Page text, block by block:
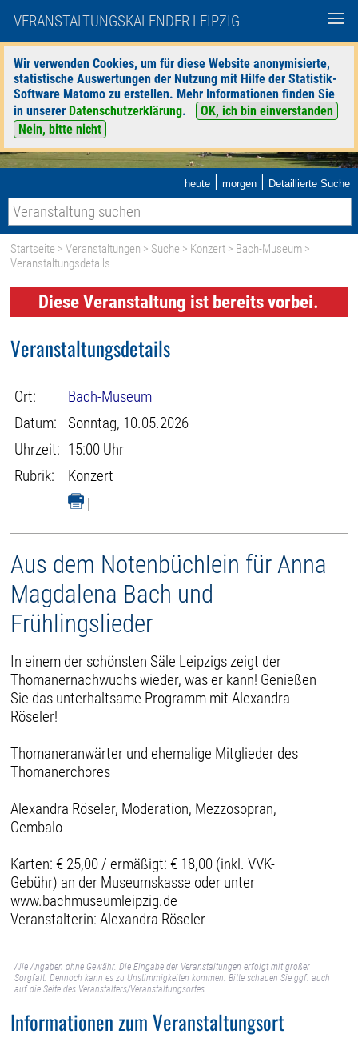
VERANSTALTUNGSKALENDER LEIPZIG
Wir verwenden Cookies, um für diese Website anonymisierte,
statistische Auswertungen der Nutzung mit Hilfe der Statistik-
Software Matomo zu erstellen. Mehr Informationen finden Sie
in unserer Datenschutzerklärung.
OK, ich bin einverstanden
Nein, bitte nicht
heute | morgen | Detaillierte Suche
Startseite >Veranstaltungen > Suche > Konzert > Bach-Museum >
Veranstaltungsdetails
Diese Veranstaltung ist bereits vorbei.
Veranstaltungsdetails
Ort:
Bach-Museum
Datum:
Sonntag, 10.05.2026
Uhrzeit: 15:00 Uhr
Rubrik:
Konzert
|
Aus dem Notenbüchlein für Anna
Magdalena Bach und
Frühlingslieder
In einem der schönsten Säle Leipzigs zeigt der
Thomanernachwuchs wieder, was er kann! Genießen
Sie das unterhaltsame Programm mit Alexandra
Röseler!
Thomaneranwärter und ehemalige Mitglieder des
Thomanerchores
Alexandra Röseler, Moderation, Mezzosopran,
Cembalo
Karten: € 25,00 / ermäßigt: € 18,00 (inkl. VVK-
Gebühr) an der Museumskasse oder unter
www.bachmuseumleipzig.de
Veranstalterin: Alexandra Röseler
Alle Angaben ohne Gewähr. Die Eingabe der Veranstaltungen erfolgt mit großer
Sorgfalt. Dennoch kann es zu Unstimmigkeiten kommen. Bitte schauen Sie ggf. auch
auf die Seite des Veranstalters/Veranstaltungsortes.
Informationen zum Veranstaltungsort